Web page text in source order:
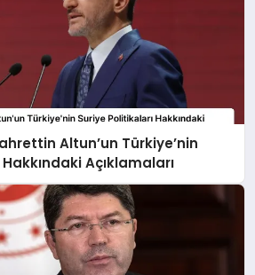
Altun’un Türkiye’nin
Açıklamaları